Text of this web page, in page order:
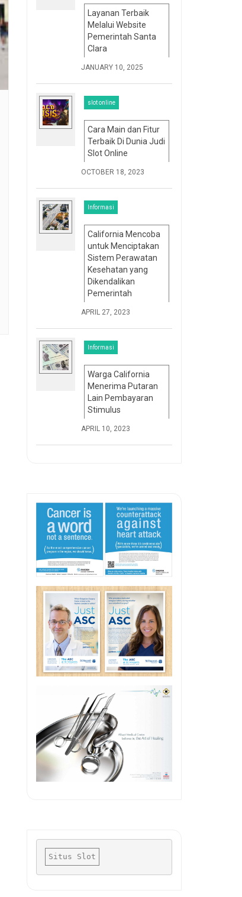
Layanan Terbaik
Melalui Website
Pemerintah Santa
Clara
JANUARY 10, 2025
slot online
Cara Main dan Fitur
Terbaik Di Dunia Judi
Slot Online
OCTOBER 18, 2023
Informasi
California Mencoba
untuk Menciptakan
Sistem Perawatan
Kesehatan yang
Dikendalikan
Pemerintah
APRIL 27, 2023
Informasi
Warga California
Menerima Putaran
Lain Pembayaran
Stimulus
APRIL 10, 2023
Situs Slot